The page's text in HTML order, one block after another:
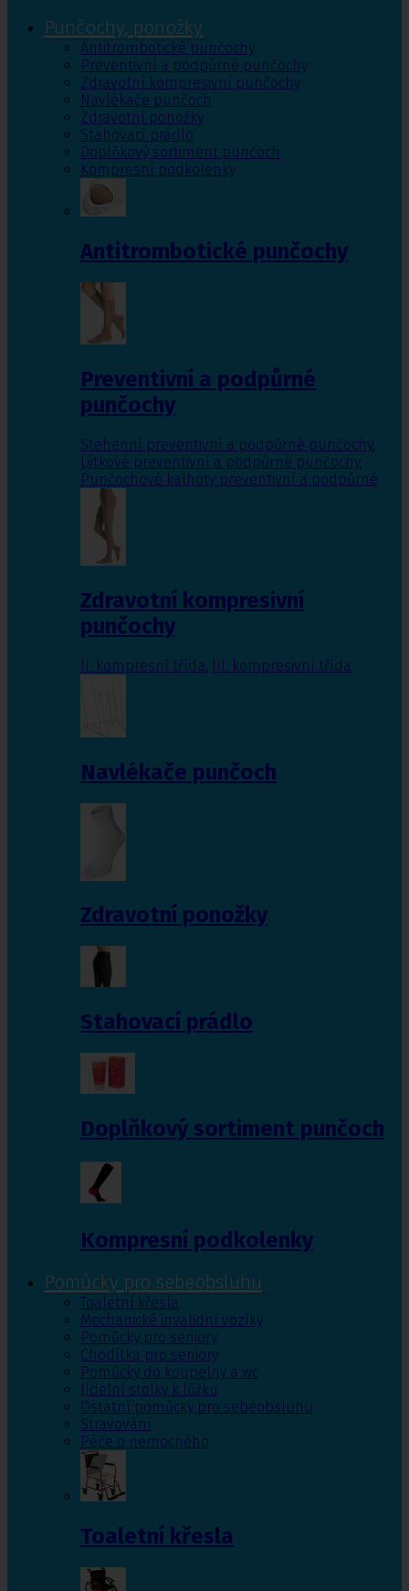
Punčochy, ponožky
Antitrombotické punčochy
Preventivní a podpůrné punčochy
Zdravotní kompresivní punčochy
Navlékače punčoch
Zdravotní ponožky
Stahovací prádlo
Doplňkový sortiment punčoch
Kompresní podkolenky
Antitrombotické punčochy
Preventivní a podpůrné
punčochy
Stehenní preventivní a podpůrné punčochy,
Lýtkové preventivní a podpůrné punčochy,
Punčochové kalhoty preventivní a podpůrné
Zdravotní kompresivní
punčochy
II. kompresní třída III. kompresivní třída
Navlékače punčoch
Zdravotní ponožky
Stahovací prádlo
Doplňkový sortiment punčoch
Kompresní podkolenky
Pomůcky pro sebeobsluhu
Toaletní křesla
Mechanické invalidní vozíky
Pomůcky pro seniory
Chodítka pro seniory
Pomůcky do koupelny a wc
Jídelní stolky k lůžku
Ostatní pomůcky pro sebeobsluhu
Stravování
Péče o nemocného
Toaletní křesla